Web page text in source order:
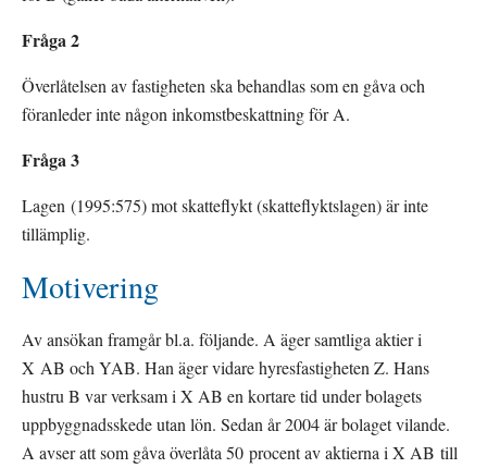
Fråga 2
Överlåtelsen av fastigheten ska behandlas som en gåva och
föranleder inte någon inkomstbeskattning för A.
Fråga 3
Lagen (1995:575) mot skatteflykt (skatteflyktslagen) är inte
tillämplig.
Motivering
Av ansökan framgår bl.a. följande. A äger samtliga aktier i
X AB och YAB. Han äger vidare hyresfastigheten Z. Hans
hustru B var verksam i X AB en kortare tid under bolagets
uppbyggnadsskede utan lön. Sedan år 2004 är bolaget vilande.
A avser att som gåva överlåta 50 procent av aktierna i X AB till